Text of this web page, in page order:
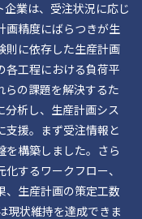
業は、受注状況に応じ
画精度にばらつきが生
則に依存した生産計画
各工程における負荷平
らの課題を解決するた
析し、生産計画シス
支援。まず受注情報と
を構築しました。さら
するワークフロー、
、生産計画の策定工数
現状維持を達成できま